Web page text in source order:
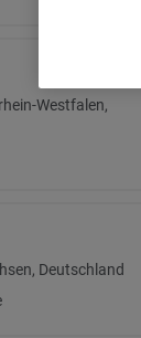
Westfalen,
Deutschland